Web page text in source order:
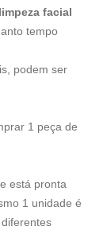
facial
tempo
podem ser
1 peça de
está pronta
1 unidade é